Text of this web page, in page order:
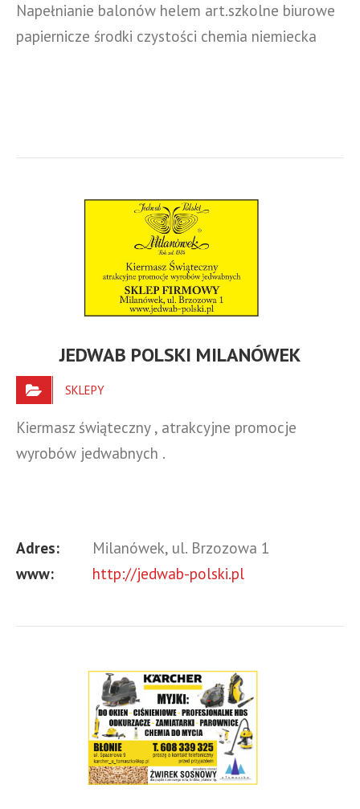
Napełnianie balonów helem art.szkolne biurowe
papiernicze środki czystości chemia niemiecka
JEDWAB POLSKI MILANÓWEK
SKLEPY
Kiermasz świąteczny , atrakcyjne promocje
wyrobów jedwabnych .
Adres:
Milanówek, ul. Brzozowa 1
www:
http://jedwab-polski.pl